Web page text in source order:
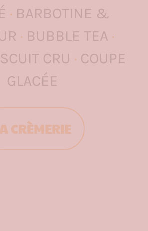
· BARBOTINE &
· BUBBLE TEA ·
CRU · COUPE
GLACÉE
CRÈMERIE